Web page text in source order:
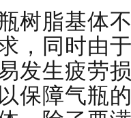
树脂基体
，同时由
发生疲劳
保障气瓶